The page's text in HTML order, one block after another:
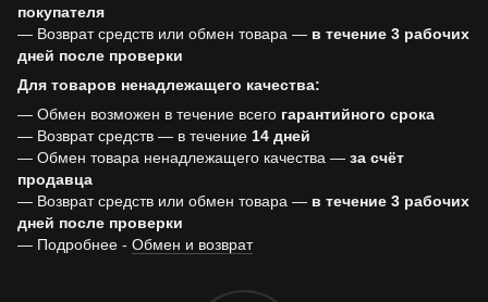
покупателя
— Возврат средств или обмен товара — в течение 3 рабочих
дней после проверки
Для товаров ненадлежащего качества:
— Обмен возможен в течение всего гарантийного срока
— Возврат средств — в течение 14 дней
— Обмен товара ненадлежащего качества — за счёт
продавца
— Возврат средств или обмен товара — в течение 3 рабочих
дней после проверки
— Подробнее - Обмен и возврат